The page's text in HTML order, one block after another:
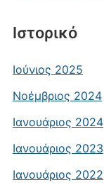
Ιστορικό
Ιούνιος 2025
Νοέμβριος 2024
Ιανουάριος 2024
Ιανουάριος 2023
Ιανουάριος 2022